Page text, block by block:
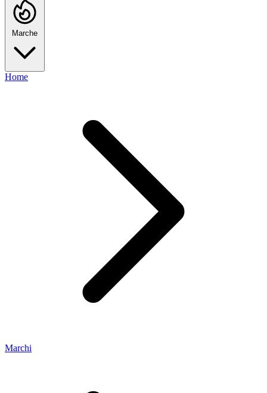
Marche
Home
Marchi